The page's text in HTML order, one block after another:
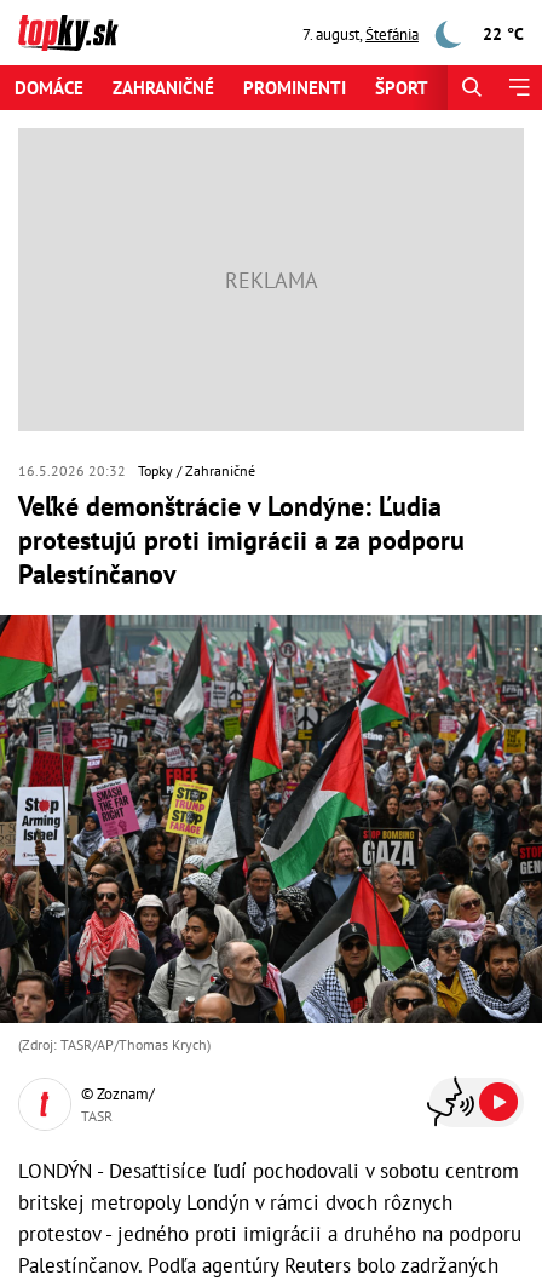
7. august,Štefánia 22 °C
DOMÁCE ZAHRANIČNÉ PROMINENTI ŠPORT
16.5.2026 20:32 Topky Zahraničné
Veľké demonštrácie v Londýne: Ľudia
protestujú proti imigrácii a za podporu
Palestínčanov
(Zdroj: TASR/AP/Thomas Krych)
© Zoznam/
TASR
LONDÝN - Desaťtisíce ľudí pochodovali v sobotu centrom
britskej metropoly Londýn v rámci dvoch rôznych
protestov - jedného proti imigrácii a druhého na podporu
Palestínčanov. Podľa agentúry Reuters bolo zadržaných